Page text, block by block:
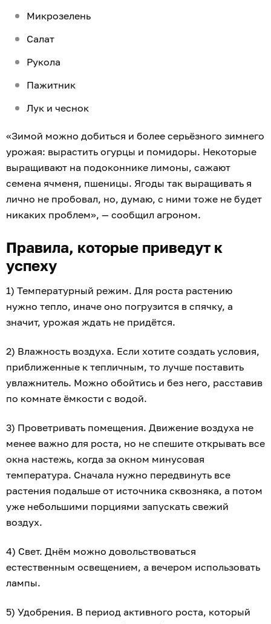
Микрозелень
Салат
Рукола
Пажитник
Лук и чеснок
«Зимой можно добиться и более серьёзного зимнего
урожая: вырастить огурцы и помидоры. Некоторые
выращивают на подоконнике лимоны, сажают
семена ячменя, пшеницы. Ягоды так выращивать я
лично не пробовал, но, думаю, с ними тоже не будет
никаких проблем», — сообщил агроном.
Правила, которые приведут к
успеху
1) Температурный режим. Для роста растению
нужно тепло, иначе оно погрузится в спячку, а
значит, урожая ждать не придётся.
2) Влажность воздуха. Если хотите создать условия,
приближенные к тепличным, то лучше поставить
увлажнитель. Можно обойтись и без него, расставив
по комнате ёмкости с водой.
3) Проветривать помещения. Движение воздуха не
менее важно для роста, но не спешите открывать все
окна настежь, когда за окном минусовая
температура. Сначала нужно передвинуть все
растения подальше от источника сквозняка, а потом
уже небольшими порциями запускать свежий
воздух.
4) Свет. Днём можно довольствоваться
естественным освещением, а вечером использовать
лампы.
5) Удобрения. В период активного роста, который